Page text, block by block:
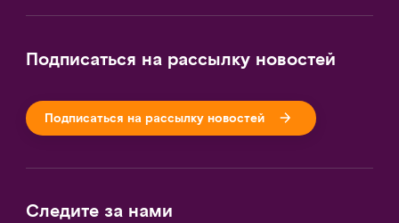
Подписаться на рассылку новостей
Подписаться на рассылку новостей
Следите за нами